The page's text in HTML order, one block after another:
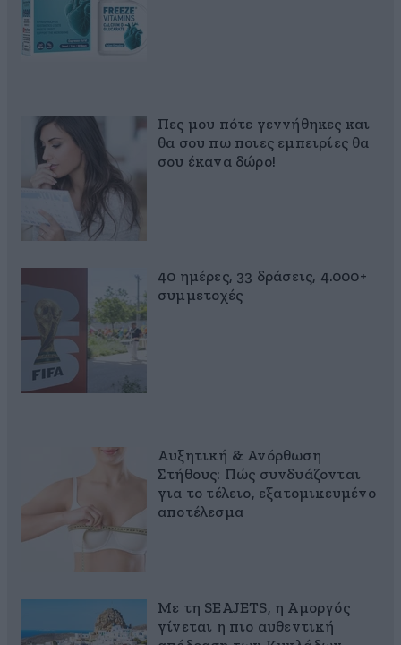
Πες μου πότε γεννήθηκες και
θα σου πω ποιες εμπειρίες θα
σου έκανα δώρο!
40 ημέρες, 33 δράσεις, 4.000+
συμμετοχές
Αυξητική & Ανόρθωση
Στήθους: Πώς συνδυάζονται
για το τέλειο, εξατομικευμένο
αποτέλεσμα
Με τη SEAJETS, η Αμοργός
γίνεται η πιο αυθεντική